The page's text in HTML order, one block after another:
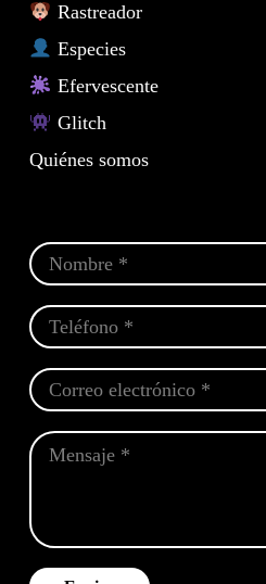
Rastreador
Especies
Efervescente
Glitch
Quiénes somos